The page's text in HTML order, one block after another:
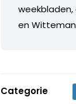
en
Categorie